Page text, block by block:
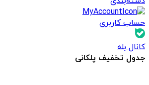
حساب کاربری
کانال بله
جدول تخفیف پلکانی